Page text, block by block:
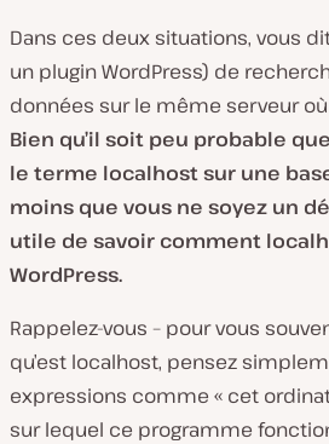
Dans ces deux situations, vous
un plugin WordPress) de
données sur le même serveur
Bien qu’il soit peu probable
le terme localhost sur une
moins que vous ne soyez un
utile de savoir comment
WordPress.
Rappelez-vous – pour vous
qu’est localhost, pensez
expressions comme « cet
sur lequel ce programme